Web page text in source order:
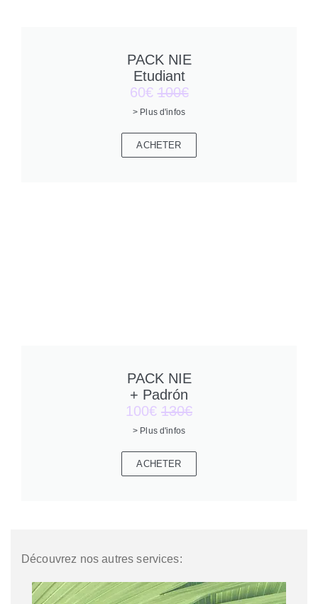
PACK NIE
Etudiant
60€ 100€
> Plus d'infos
ACHETER
PACK NIE
+ Padrón
100€ 130€
> Plus d'infos
ACHETER
Découvrez nos autres services: